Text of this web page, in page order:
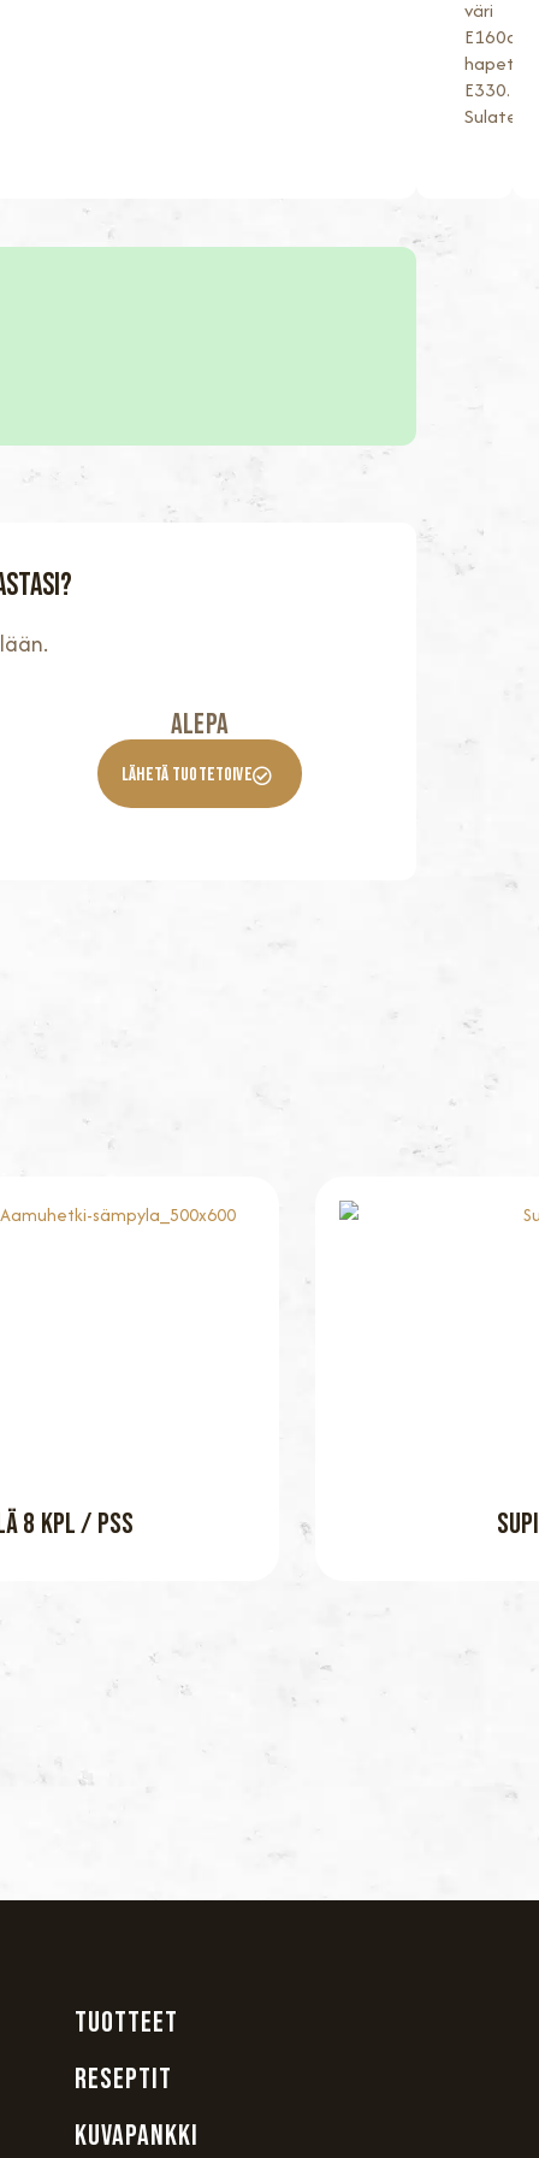
väri
E160a,
E330.
Alepa
Lähetä Tuotetoive
8 KPL / PSS
TUOTTEET
RESEPTIT
KUVAPANKKI